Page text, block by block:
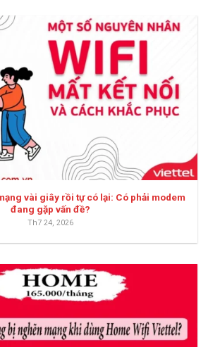
vài giây rồi tự có lại: Có phải modem
đang gặp vấn đề?
Th7 24, 2026